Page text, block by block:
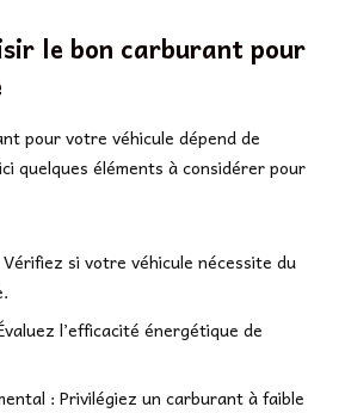
le bon carburant pour
pour votre véhicule dépend de
quelques éléments à considérer pour
Vérifiez si votre véhicule nécessite du
l’efficacité énergétique de
: Privilégiez un carburant à faible